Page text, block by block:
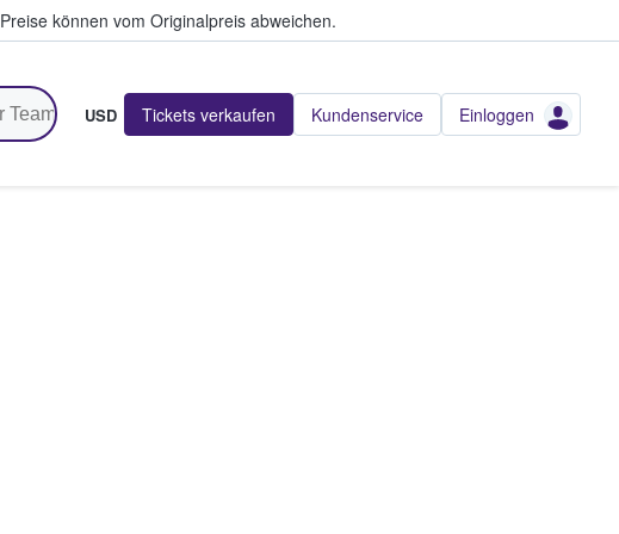
Preise können vom Originalpreis abweichen.
USD Tickets verkaufen Kundenservice Einloggen